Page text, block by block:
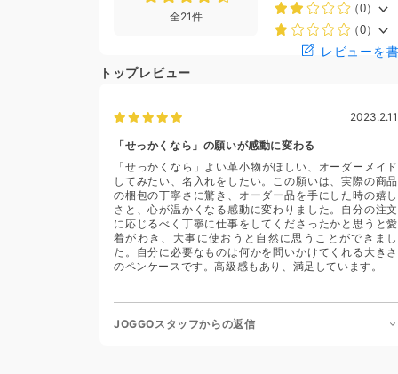
全21件
（0）
（0）
レビューを
トップレビュー
2023.2.11
「せっかくなら」の願いが感動に変わる
「せっかくなら」よい革小物がほしい、オーダーメイド
してみたい、名入れをしたい。この願いは、実際の商品
の梱包の丁寧さに驚き、オーダー品を手にした時の嬉し
さと、心が温かくなる感動に変わりました。自分の注文
に応じるべく丁寧に仕事をしてくださったかと思うと愛
着がわき、大事に使おうと自然に思うことができまし
た。自分に必要なものは何かを問いかけてくれる大きさ
のペンケースです。高級感もあり、満足しています。
JOGGOスタッフからの返信